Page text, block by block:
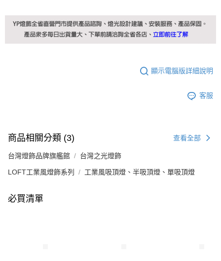
顯示電腦版詳細說明
客服
商品相關分類 (3) 查看全部
台灣燈飾品牌旗艦館 台灣之光燈飾
LOFT工業風燈飾系列 工業風吸頂燈、半吸頂燈、單吸頂燈
必買清單